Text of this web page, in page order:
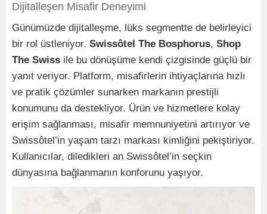
Dijitalleşen Misafir Deneyimi
Günümüzde dijitalleşme, lüks segmentte de belirleyici
bir rol üstleniyor. Swissôtel The Bosphorus, Shop
The Swiss ile bu dönüşüme kendi çizgisinde güçlü bir
yanıt veriyor. Platform, misafirlerin ihtiyaçlarına hızlı
ve pratik çözümler sunarken markanın prestijli
konumunu da destekliyor. Ürün ve hizmetlere kolay
erişim sağlanması, misafir memnuniyetini artırıyor ve
Swissôtel’in yaşam tarzı markası kimliğini pekiştiriyor.
Kullanıcılar, diledikleri an Swissôtel’in seçkin
dünyasına bağlanmanın konforunu yaşıyor.